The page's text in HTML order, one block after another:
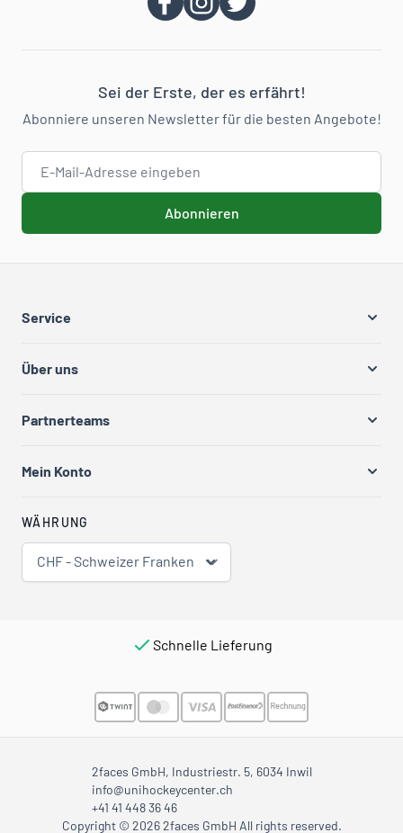
Sei der Erste, der es erfährt!
Abonniere unseren Newsletter für die besten Angebote!
E-Mail-Adresse
Abonnieren
Service
Über uns
Partnerteams
Mein Konto
WÄHRUNG
CHF - Schweizer Franken
Schnelle Lieferung
2faces GmbH, Industriestr. 5, 6034 Inwil
info@unihockeycenter.ch
+41 41 448 36 46
Copyright © 2026 2faces GmbH All rights reserved.